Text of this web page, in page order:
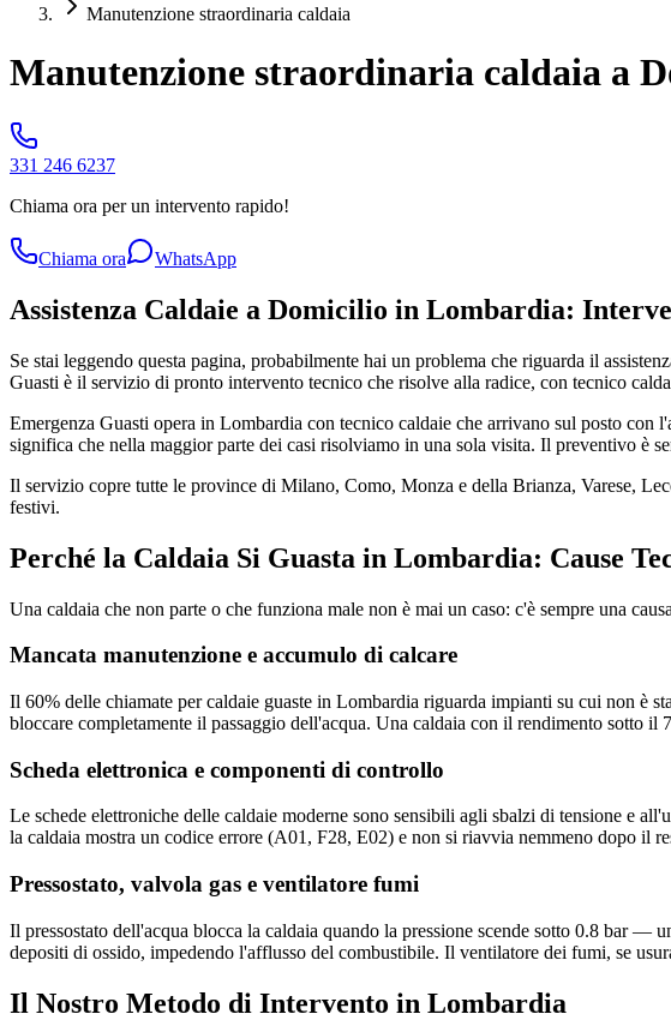
Manutenzione straordinaria caldaia
Manutenzione straordinaria caldaia a
331 246 6237
Chiama ora per un intervento rapido!
Chiama ora WhatsApp
Assistenza Caldaie a Domicilio in Lombardia:
Se stai leggendo questa pagina, probabilmente hai un problema che riguarda il
Guasti è il servizio di pronto intervento tecnico che risolve alla radice, con tecnico
Emergenza Guasti opera in Lombardia con tecnico caldaie che arrivano sul posto
significa che nella maggior parte dei casi risolviamo in una sola visita. Il preventivo è
Il servizio copre tutte le province di Milano, Como, Monza e della Brianza, Varese,
festivi.
Perché la Caldaia Si Guasta in Lombardia: Cause
Una caldaia che non parte o che funziona male non è mai un caso: c'è sempre una
Mancata manutenzione e accumulo di calcare
Il 60% delle chiamate per caldaie guaste in Lombardia riguarda impianti su cui non è
bloccare completamente il passaggio dell'acqua. Una caldaia con il rendimento sotto
Scheda elettronica e componenti di controllo
Le schede elettroniche delle caldaie moderne sono sensibili agli sbalzi di tensione e
la caldaia mostra un codice errore (A01, F28, E02) e non si riavvia nemmeno dopo il
Pressostato, valvola gas e ventilatore fumi
Il pressostato dell'acqua blocca la caldaia quando la pressione scende sotto 0.8 bar
depositi di ossido, impedendo l'afflusso del combustibile. Il ventilatore dei fumi, se
Il Nostro Metodo di Intervento in Lombardia